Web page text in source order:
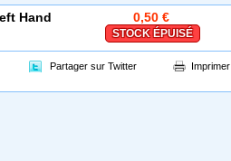
Hand
0,50 €
STOCK ÉPUISÉ
Partager sur Twitter
Imprimer